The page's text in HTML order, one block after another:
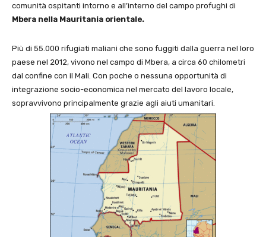
comunità ospitanti intorno e all’interno del campo profughi di
Mbera nella Mauritania orientale.
Più di 55.000 rifugiati maliani che sono fuggiti dalla guerra nel loro
paese nel 2012, vivono nel campo di Mbera, a circa 60 chilometri
dal confine con il Mali. Con poche o nessuna opportunità di
integrazione socio-economica nel mercato del lavoro locale,
sopravvivono principalmente grazie agli aiuti umanitari.